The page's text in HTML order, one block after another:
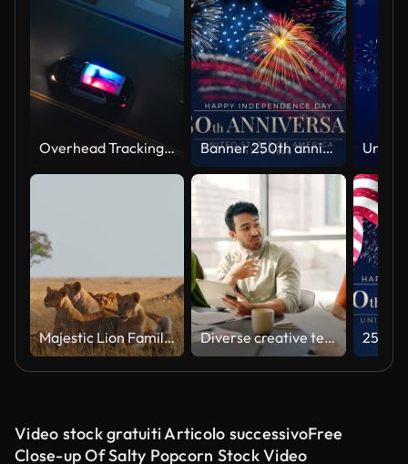
Overhead Tracking Drone Shot of a Police Car Driving on a City Street with Lights On at Night Banner 250th anniversary of the USA. 250 years of independence. 4th of july 2026 usa independence day, video greeting card. US flag fireworks on blue sky background. Fourth of july. 4k seamless loop
Majestic Lion Family Relaxing in Natural Habitat Under Soft Light Diverse creative team collaborating on a marketing strategy in an office meeting
Video stock gratuiti Articolo successivoFree
Close-up Of Salty Popcorn Stock Video